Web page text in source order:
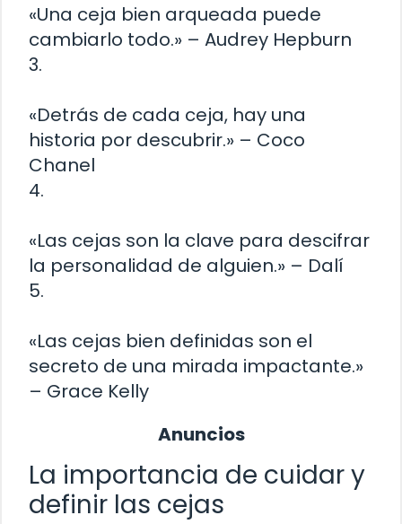
«Una ceja bien arqueada puede
cambiarlo todo.» – Audrey Hepburn
3.
«Detrás de cada ceja, hay una
historia por descubrir.» – Coco
Chanel
4.
«Las cejas son la clave para descifrar
la personalidad de alguien.» – Dalí
5.
«Las cejas bien definidas son el
secreto de una mirada impactante.»
– Grace Kelly
Anuncios
La importancia de cuidar y
definir las cejas